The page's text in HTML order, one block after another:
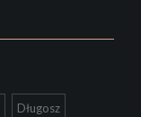
Długosz